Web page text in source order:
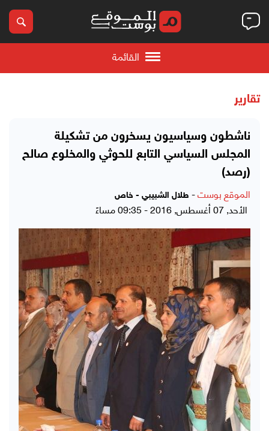
القائمة
تقارير
ناشطون وسياسيون يسخرون من تشكيلة
المجلس السياسي التابع للحوثي والمخلوع صالح
(رصد)
الموقع بوست- طلال الشبيبي - خاص
الأحد, 07 أغسطس, 2016 - 09:35 مساءً